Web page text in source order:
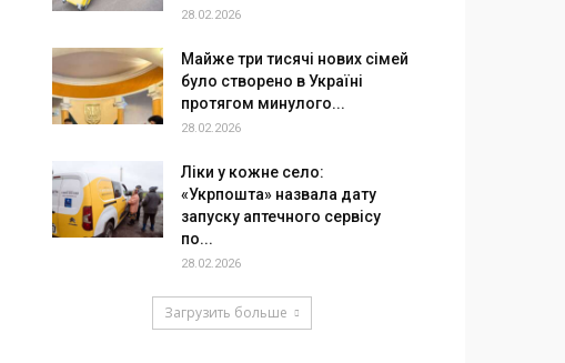
28.02.2026
Майже три тисячі нових сімей
було створено в Україні
протягом минулого...
28.02.2026
Ліки у кожне село:
«Укрпошта» назвала дату
запуску аптечного сервісу
по...
28.02.2026
Загрузить больше